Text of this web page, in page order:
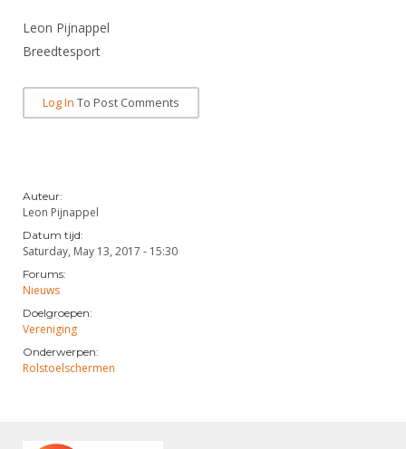
Leon Pijnappel
Breedtesport
Log In To Post Comments
Auteur:
Leon Pijnappel
Datum tijd:
Saturday, May 13, 2017 - 15:30
Forums:
Nieuws
Doelgroepen:
Vereniging
Onderwerpen:
Rolstoelschermen